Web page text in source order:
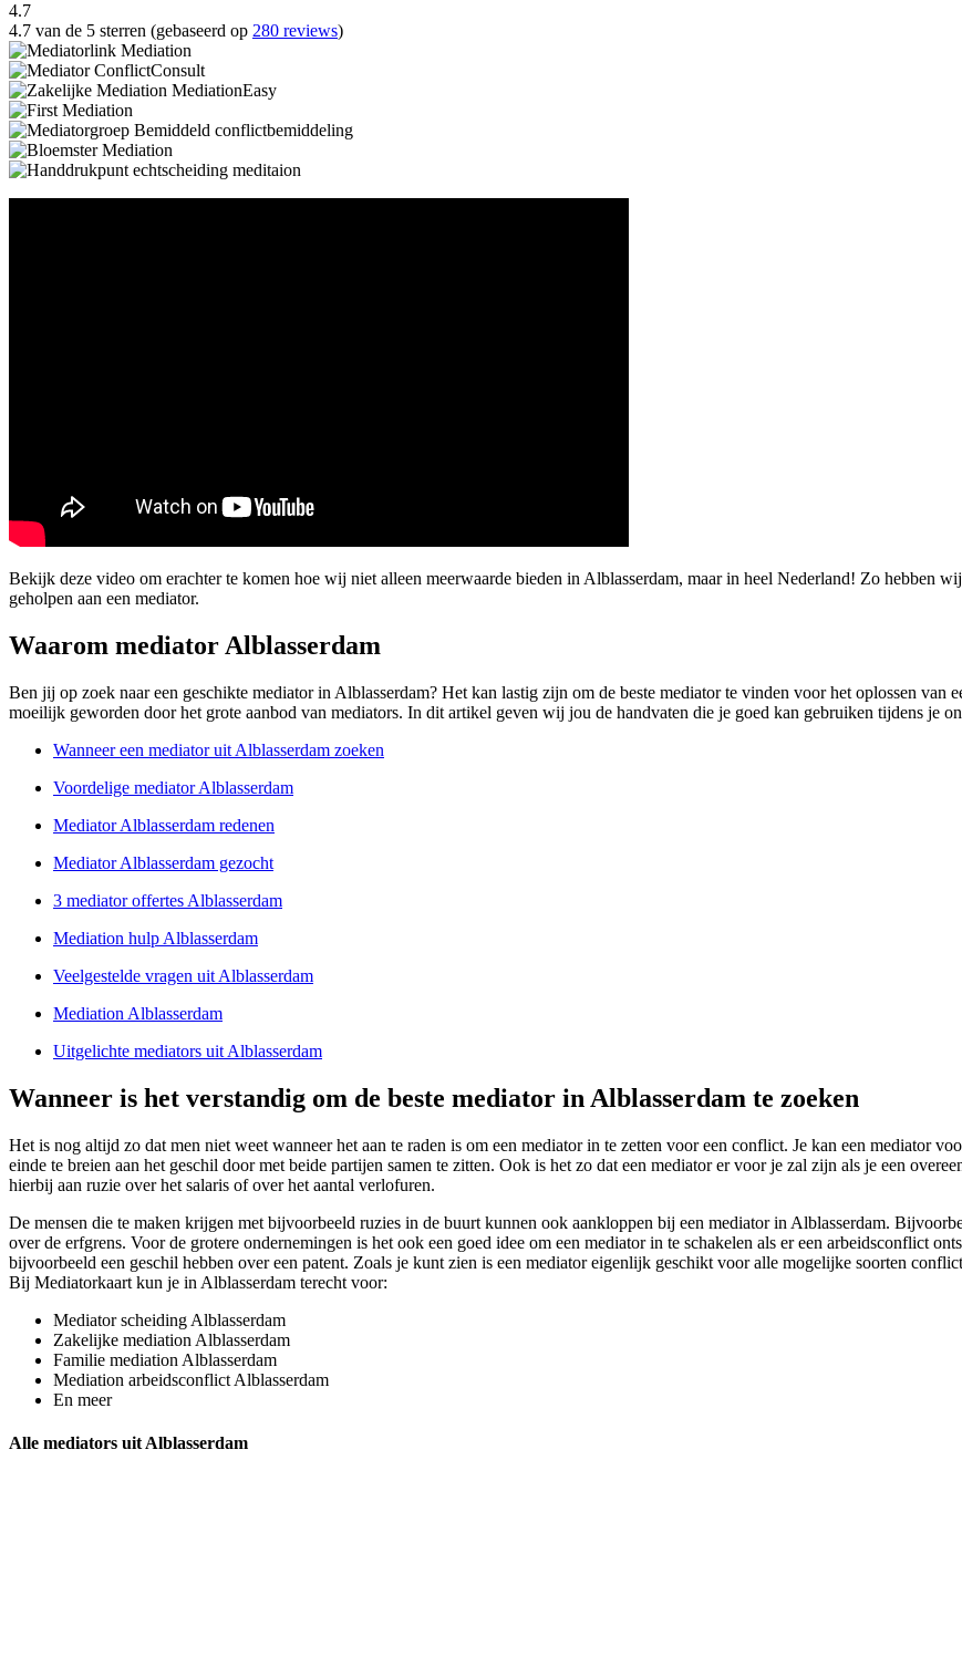
4.7
4.7 van de 5 sterren (gebaseerd op 280 reviews)
Bekijk deze video om erachter te komen hoe wij niet alleen meerwaarde bieden in Alblasserdam, maar in heel Nederland! Zo
geholpen aan een mediator.
Waarom mediator Alblasserdam
Ben jij op zoek naar een geschikte mediator in Alblasserdam? Het kan lastig zijn om de beste mediator te vinden voor het oplossen
moeilijk geworden door het grote aanbod van mediators. In dit artikel geven wij jou de handvaten die je goed kan gebruiken tijdens je
Wanneer een mediator uit Alblasserdam zoeken
Voordelige mediator Alblasserdam
Mediator Alblasserdam redenen
Mediator Alblasserdam gezocht
3 mediator offertes Alblasserdam
Mediation hulp Alblasserdam
Veelgestelde vragen uit Alblasserdam
Mediation Alblasserdam
Uitgelichte mediators uit Alblasserdam
Wanneer is het verstandig om de beste mediator in Alblasserdam te zoeken
Het is nog altijd zo dat men niet weet wanneer het aan te raden is om een mediator in te zetten voor een conflict. Je kan een mediator
einde te breien aan het geschil door met beide partijen samen te zitten. Ook is het zo dat een mediator er voor je zal zijn als je een
hierbij aan ruzie over het salaris of over het aantal verlofuren.
De mensen die te maken krijgen met bijvoorbeeld ruzies in de buurt kunnen ook aankloppen bij een mediator in Alblasserdam.
over de erfgrens. Voor de grotere ondernemingen is het ook een goed idee om een mediator in te schakelen als er een arbeidsconflict
bijvoorbeeld een geschil hebben over een patent. Zoals je kunt zien is een mediator eigenlijk geschikt voor alle mogelijke soorten
Bij Mediatorkaart kun je in Alblasserdam terecht voor:
Mediator scheiding Alblasserdam
Zakelijke mediation Alblasserdam
Familie mediation Alblasserdam
Mediation arbeidsconflict Alblasserdam
En meer
Alle mediators uit Alblasserdam